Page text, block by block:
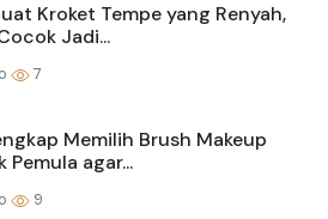
Kroket Tempe yang Renyah,
Jadi...
7
Memilih Brush Makeup
Pemula agar...
9